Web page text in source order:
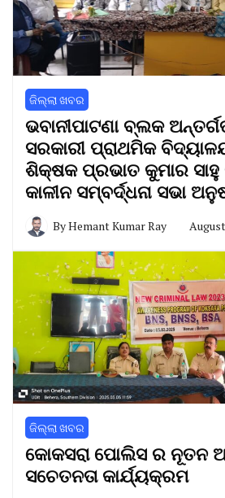
ଜିଲ୍ଲା ଖବର
ଭବାନୀପାଟଣା ବ୍ଲକ
ସରକାରୀ ପ୍ରାଥମିକ
ଶିକ୍ଷକ ପ୍ରଭାତ କୁମାର
କାଳୀନ ସମ୍ବର୍ଦ୍ଧନା ସଭା
ByHemant Kumar Ray
ଜିଲ୍ଲା ଖବର
କୋକସରା ପୋଲିସ ର ନୂତନ
ସଚେତନତା କାର୍ଯ୍ୟକ୍ରମ